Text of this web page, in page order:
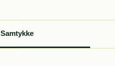
Samtykke